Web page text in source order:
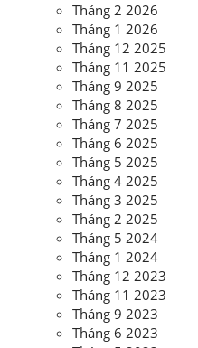
Tháng 2 2026
Tháng 1 2026
Tháng 12 2025
Tháng 11 2025
Tháng 9 2025
Tháng 8 2025
Tháng 7 2025
Tháng 6 2025
Tháng 5 2025
Tháng 4 2025
Tháng 3 2025
Tháng 2 2025
Tháng 5 2024
Tháng 1 2024
Tháng 12 2023
Tháng 11 2023
Tháng 9 2023
Tháng 6 2023